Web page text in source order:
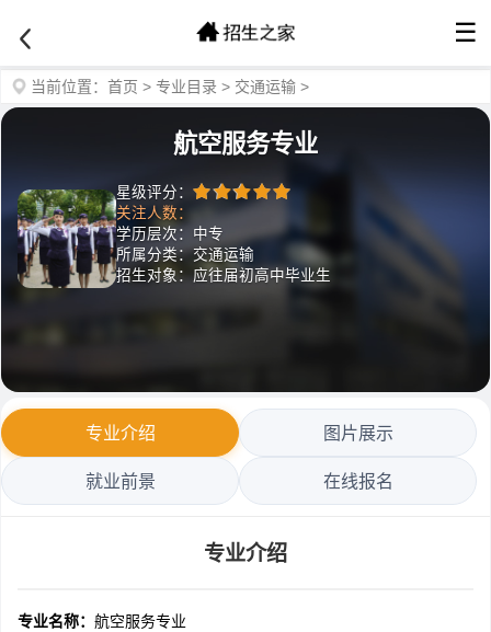
☰
当前位置： 首页 > 专业目录 > 交通运输 >
航空服务专业
星级评分：
关注人数：
学历层次：中专
所属分类：交通运输
招生对象：应往届初高中毕业生
专业介绍 图片展示
就业前景 在线报名
专业介绍
专业名称： 航空服务专业